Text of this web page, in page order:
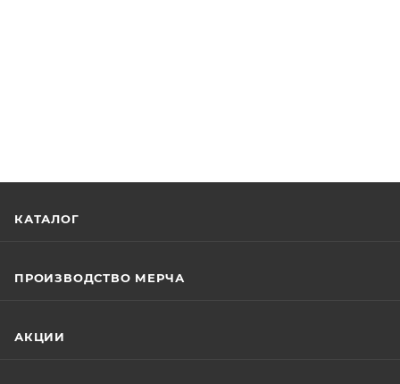
КАТАЛОГ
ПРОИЗВОДСТВО МЕРЧА
АКЦИИ